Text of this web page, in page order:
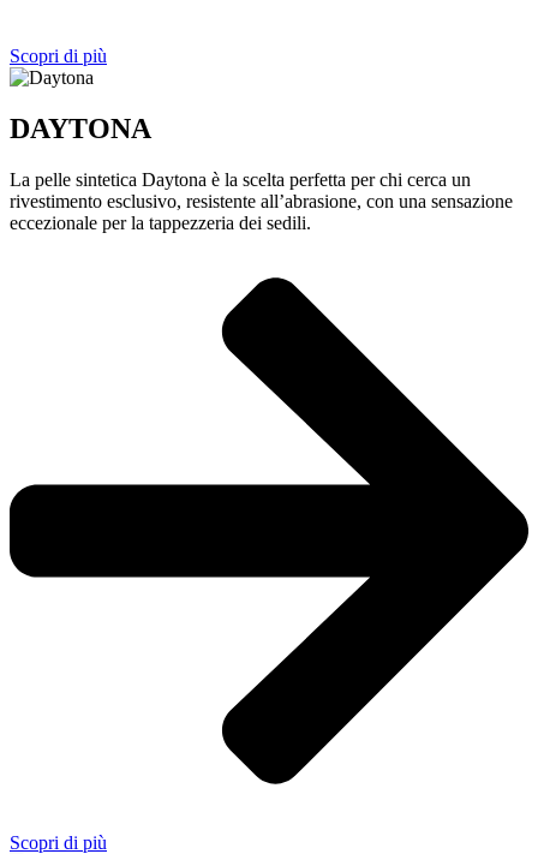
Scopri di più
DAYTONA
La pelle sintetica Daytona è la scelta perfetta per chi cerca un
rivestimento esclusivo, resistente all’abrasione, con una sensazione
eccezionale per la tappezzeria dei sedili.
Scopri di più